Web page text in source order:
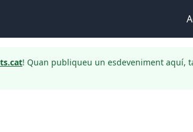
! Quan publiqueu un esdeveniment aquí,